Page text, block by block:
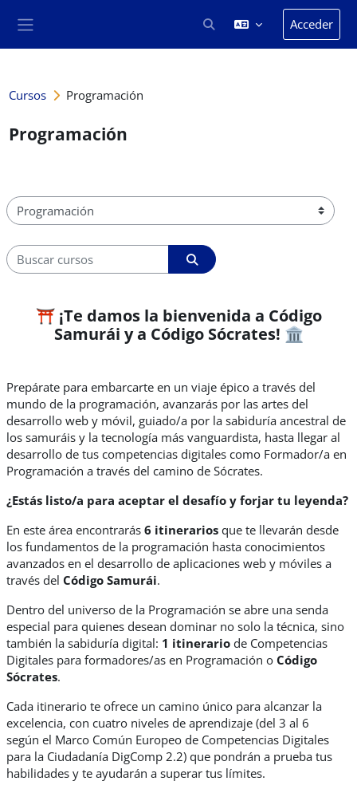
Selector de búsqueda de
Acceder
Cursos Programación
Programación
Categorías
Buscar cursos
Buscar cursos
⛩️ ¡Te damos la bienvenida a Código
Samurái y a Código Sócrates! 🏛️
Prepárate para embarcarte en un viaje épico a través del
mundo de la programación, avanzarás por las artes del
desarrollo web y móvil, guiado/a por la sabiduría ancestral de
los samuráis y la tecnología más vanguardista, hasta llegar al
desarrollo de tus competencias digitales como Formador/a en
Programación a través del camino de Sócrates.
¿Estás listo/a para aceptar el desafío y forjar tu leyenda?
En este área encontrarás 6 itinerarios que te llevarán desde
los fundamentos de la programación hasta conocimientos
avanzados en el desarrollo de aplicaciones web y móviles a
través del Código Samurái.
Dentro del universo de la Programación se abre una senda
especial para quienes desean dominar no solo la técnica, sino
también la sabiduría digital: 1 itinerario de Competencias
Digitales para formadores/as en Programación o Código
Sócrates.
Cada itinerario te ofrece un camino único para alcanzar la
excelencia, con cuatro niveles de aprendizaje (del 3 al 6
según el Marco Común Europeo de Competencias Digitales
para la Ciudadanía DigComp 2.2) que pondrán a prueba tus
habilidades y te ayudarán a superar tus límites.